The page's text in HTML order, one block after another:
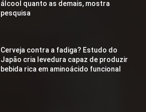
álcool quanto as demais, mostra
pesquisa
Cerveja contra a fadiga? Estudo do
Japão cria levedura capaz de produzir
bebida rica em aminoácido funcional